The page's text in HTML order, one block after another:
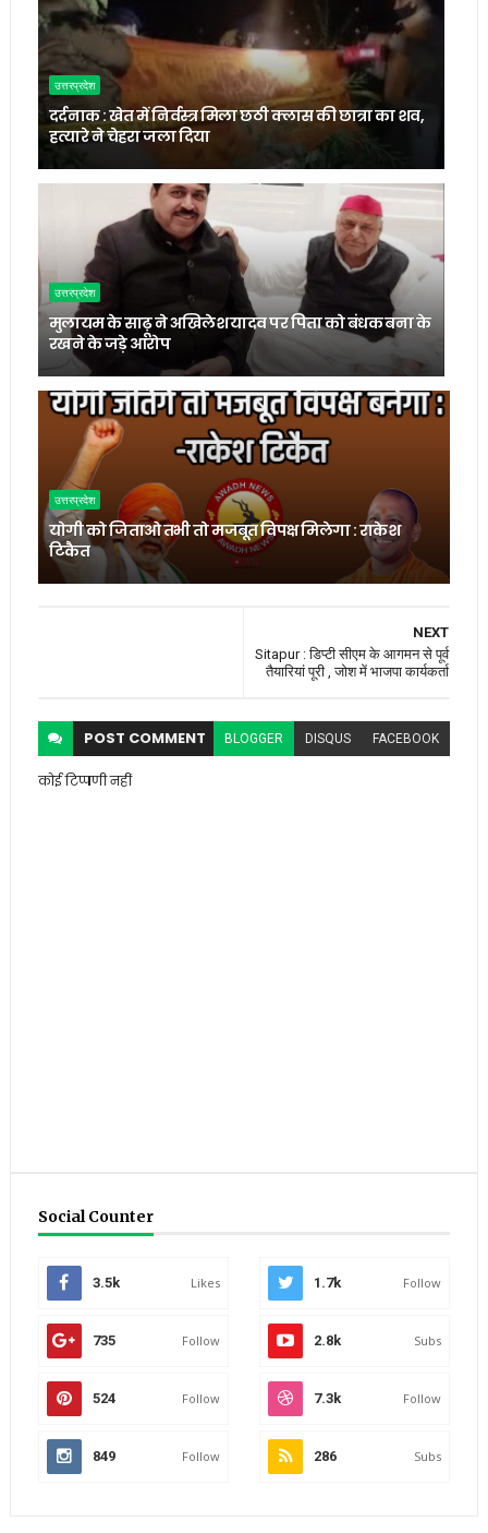
उत्तरप्रदेश
दर्दनाक : खेत में निर्वस्त्र मिला छठी क्लास की छात्रा का शव,
हत्यारे ने चेहरा जला दिया
उत्तरप्रदेश
मुलायम के साढ़ू ने अखिलेश यादव पर पिता को बंधक बना के
रखने के जड़े आरोप
उत्तरप्रदेश
योगी को जिताओ तभी तो मजबूत विपक्ष मिलेगा : राकेश
टिकैत
NEXT
Sitapur : डिप्टी सीएम के आगमन से पूर्व
तैयारियां पूरी , जोश में भाजपा कार्यकर्ता
POST COMMENT BLOGGER DISQUS FACEBOOK
कोई टिप्पणी नहीं
Social Counter
3.5k Likes 1.7k Follow
735 Follow 2.8k Subs
524 Follow 7.3k Follow
849 Follow 286 Subs